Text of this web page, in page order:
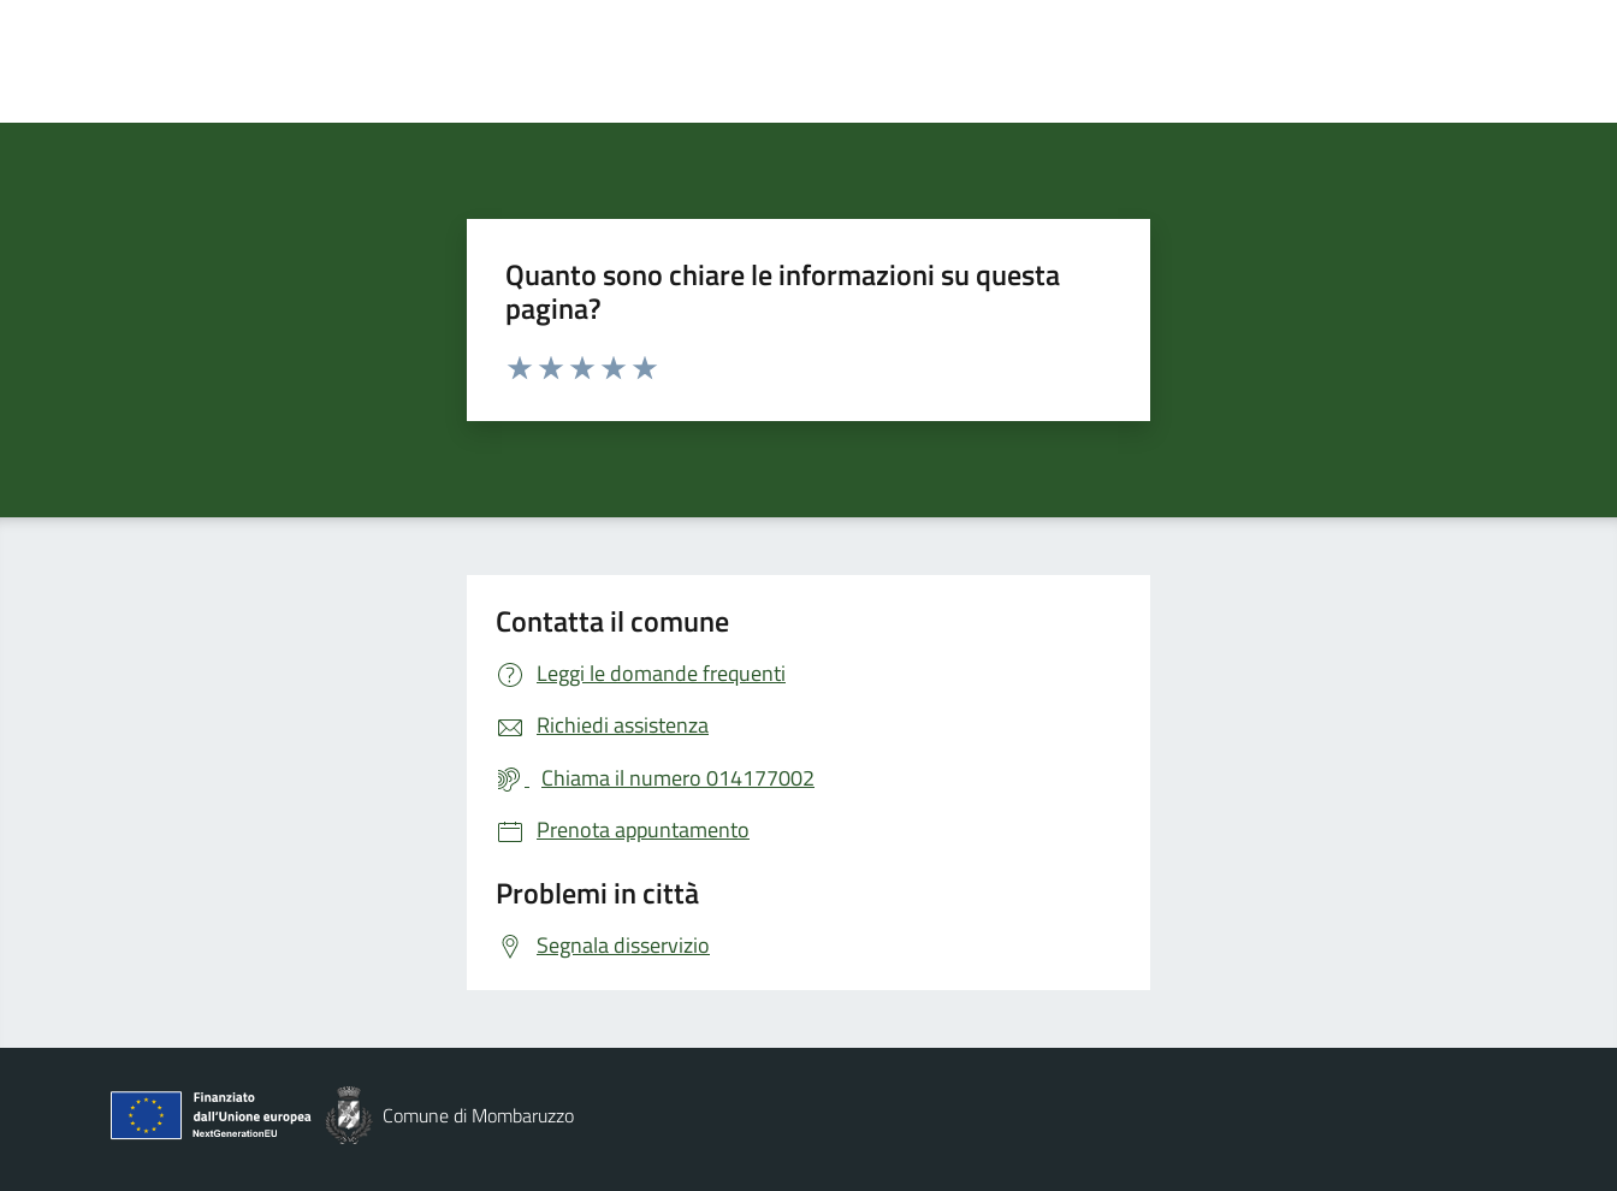
Quanto sono chiare le informazioni su questa
pagina?
Valuta da 1 a 5 stelle la pagina
Contatta il comune
Leggi le domande frequenti
Richiedi assistenza
Chiama il numero 014177002
Prenota appuntamento
Problemi in città
Segnala disservizio
Comune di Mombaruzzo